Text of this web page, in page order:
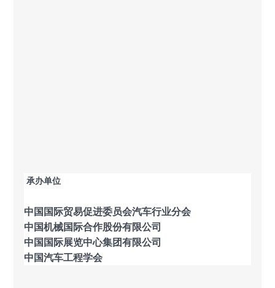
承办单位
中国国际贸易促进委员会汽车行业分会
中国机械国际合作股份有限公司
中国国际展览中心集团有限公司
中国汽车工程学会